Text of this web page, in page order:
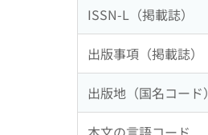
ISSN-L（掲載誌）
出版事項（掲載誌）
出版地（国名コード）